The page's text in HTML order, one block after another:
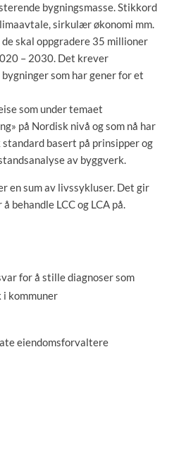
bygningsmasse. Stikkord
sirkulær økonomi mm.
skal oppgradere 35 millioner
– 2030. Det krever
som har gener for et
som under temaet
på Nordisk nivå og som nå har
basert på prinsipper og
av byggverk.
en sum av livssykluser. Det gir
behandle LCC og LCA på.
for å stille diagnoser som
kommuner
eiendomsforvaltere